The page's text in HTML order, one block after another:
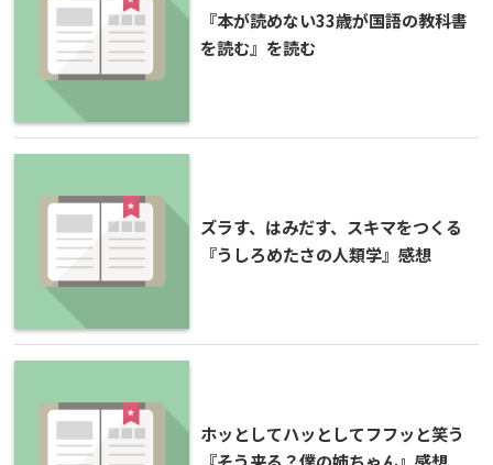
『本が読めない33歳が国語の教科書
を読む』を読む
ズラす、はみだす、スキマをつくる
『うしろめたさの人類学』感想
ホッとしてハッとしてフフッと笑う